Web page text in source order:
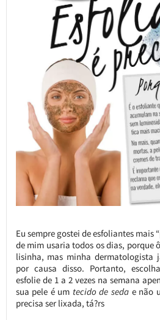
Eu sempre gostei de esfoliantes mais
de mim usaria todos os dias, porque
lisinha, mas minha dermatologista
por causa disso. Portanto,
esfolie de 1 a 2 vezes na semana
sua pele é um tecido de seda e não
precisa ser lixada, tá?rs